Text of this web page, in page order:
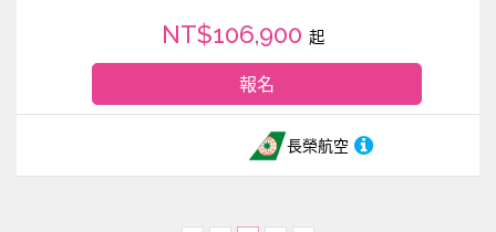
長榮航空
NT$106,900 起
報名